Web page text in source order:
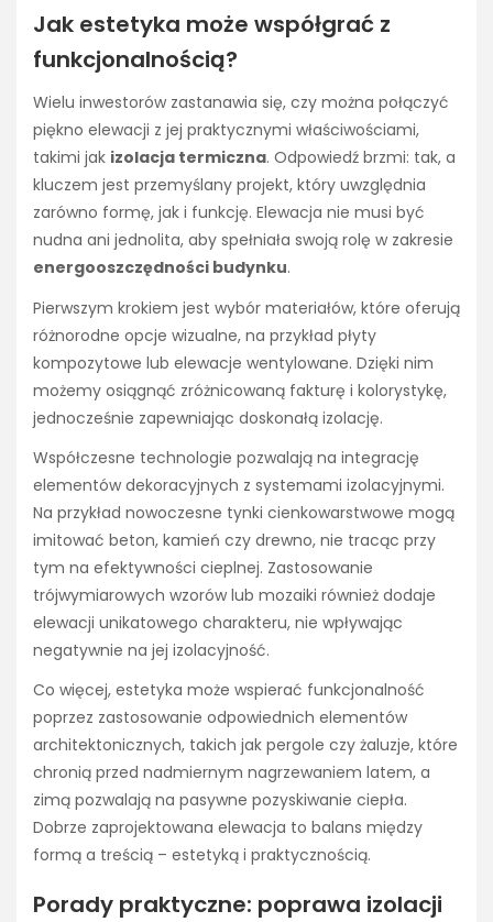
Jak estetyka może współgrać z
funkcjonalnością?
Wielu inwestorów zastanawia się, czy można połączyć
piękno elewacji z jej praktycznymi właściwościami,
takimi jak izolacja termiczna. Odpowiedź brzmi: tak, a
kluczem jest przemyślany projekt, który uwzględnia
zarówno formę, jak i funkcję. Elewacja nie musi być
nudna ani jednolita, aby spełniała swoją rolę w zakresie
energooszczędności budynku.
Pierwszym krokiem jest wybór materiałów, które oferują
różnorodne opcje wizualne, na przykład płyty
kompozytowe lub elewacje wentylowane. Dzięki nim
możemy osiągnąć zróżnicowaną fakturę i kolorystykę,
jednocześnie zapewniając doskonałą izolację.
Współczesne technologie pozwalają na integrację
elementów dekoracyjnych z systemami izolacyjnymi.
Na przykład nowoczesne tynki cienkowarstwowe mogą
imitować beton, kamień czy drewno, nie tracąc przy
tym na efektywności cieplnej. Zastosowanie
trójwymiarowych wzorów lub mozaiki również dodaje
elewacji unikatowego charakteru, nie wpływając
negatywnie na jej izolacyjność.
Co więcej, estetyka może wspierać funkcjonalność
poprzez zastosowanie odpowiednich elementów
architektonicznych, takich jak pergole czy żaluzje, które
chronią przed nadmiernym nagrzewaniem latem, a
zimą pozwalają na pasywne pozyskiwanie ciepła.
Dobrze zaprojektowana elewacja to balans między
formą a treścią – estetyką i praktycznością.
Porady praktyczne: poprawa izolacji